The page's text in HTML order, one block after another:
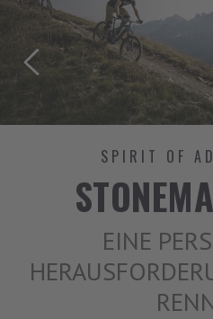
SPIRIT OF
EINE